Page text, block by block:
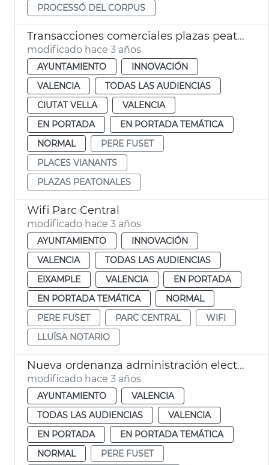
PROCESSÓ DEL CORPUS
Transacciones comerciales plazas peatonales Ciutat Vella
modificado hace 3 años
AYUNTAMIENTO
INNOVACIÓN
VALENCIA
TODAS LAS AUDIENCIAS
CIUTAT VELLA
VALENCIA
EN PORTADA
EN PORTADA TEMÁTICA
NORMAL
PERE FUSET
PLACES VIANANTS
PLAZAS PEATONALES
Wifi Parc Central
modificado hace 3 años
AYUNTAMIENTO
INNOVACIÓN
VALENCIA
TODAS LAS AUDIENCIAS
EIXAMPLE
VALENCIA
EN PORTADA
EN PORTADA TEMÁTICA
NORMAL
PERE FUSET
PARC CENTRAL
WIFI
LLUÏSA NOTARIO
Nueva ordenanza administración electrónica
modificado hace 3 años
AYUNTAMIENTO
VALENCIA
TODAS LAS AUDIENCIAS
VALENCIA
EN PORTADA
EN PORTADA TEMÁTICA
NORMAL
PERE FUSET